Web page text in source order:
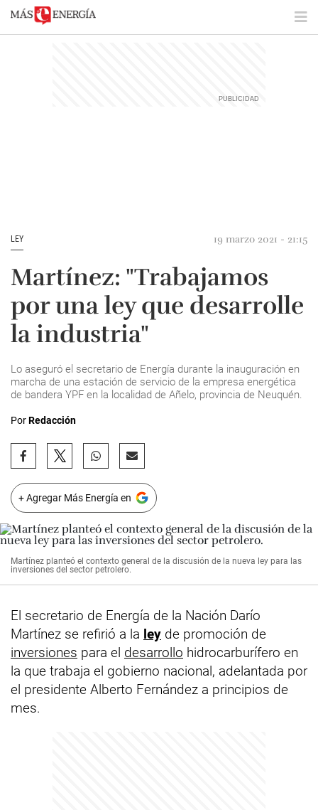
LEY 19 marzo 2021 - 21:15
Martínez: "Trabajamos
por una ley que desarrolle
la industria"
Lo aseguró el secretario de Energía durante la inauguración en
marcha de una estación de servicio de la empresa energética
de bandera YPF en la localidad de Añelo, provincia de Neuquén.
PorRedacción
+ Agregar Más Energía en
Martínez planteó el contexto general de la discusión de la nueva ley para las
inversiones del sector petrolero.
El secretario de Energía de la Nación Darío
Martínez se refirió a la ley de promoción de
inversiones para el desarrollo hidrocarburífero en
la que trabaja el gobierno nacional, adelantada por
el presidente Alberto Fernández a principios de
mes.